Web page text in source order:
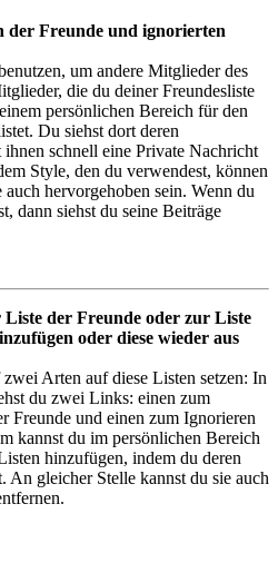
der Freunde und ignorierten
um andere Mitglieder des
die du deiner Freundesliste
persönlichen Bereich für den
Du siehst dort deren
schnell eine Private Nachricht
Style, den du verwendest, können
hervorgehoben sein. Wenn du
dann siehst du seine Beiträge
der Freunde oder zur Liste
oder diese wieder aus
Arten auf diese Listen setzen: In
du zwei Links: einen zum
Freunde und einen zum Ignorieren
kannst du im persönlichen Bereich
hinzufügen, indem du deren
An gleicher Stelle kannst du sie auch